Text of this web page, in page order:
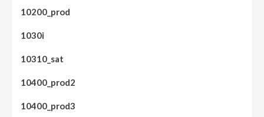
10200_prod
1030i
10310_sat
10400_prod2
10400_prod3